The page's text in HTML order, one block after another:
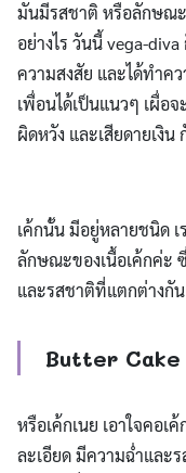
มันมีรสชาติ หรือลักษณ
อย่างไร วันนี้ vega-
ความสงสัย และได้ทำค
เพื่อนได้เป็นแนวๆ เผื่อจ
ผิดหวัง และเสียดายเงิน
เค้กนั้น มีอยู่หลายชนิด เ
ลักษณะของเนื้อเค้กค่ะ
และรสชาติที่แตกต่างกั
Butter Cake
หรือเค้กเนย เอาใจคอ
ละเอียด มีความฉ่ำและ